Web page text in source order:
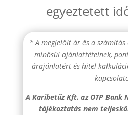
egyeztetett
* A megjelölt ár és a számítás
minősül ajánlattételnek,
árajánlatért és hitel
A Karibetűz Kft. az OTP
tájékoztatás nem